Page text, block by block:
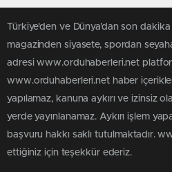
Türkiye'den ve Dünya’dan son dakika
magazinden siyasete, spordan
adresi www.orduhaberleri.net
www.orduhaberleri.net haber
yapılamaz, kanuna aykırı ve izinsiz
yerde yayınlanamaz. Aykırı işlem
başvuru hakkı saklı tutulmaktadır.
ettiğiniz için teşekkür ederiz.